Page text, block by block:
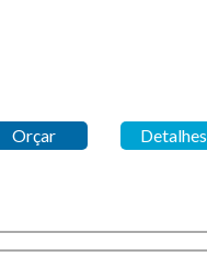
Orçar Detalhes